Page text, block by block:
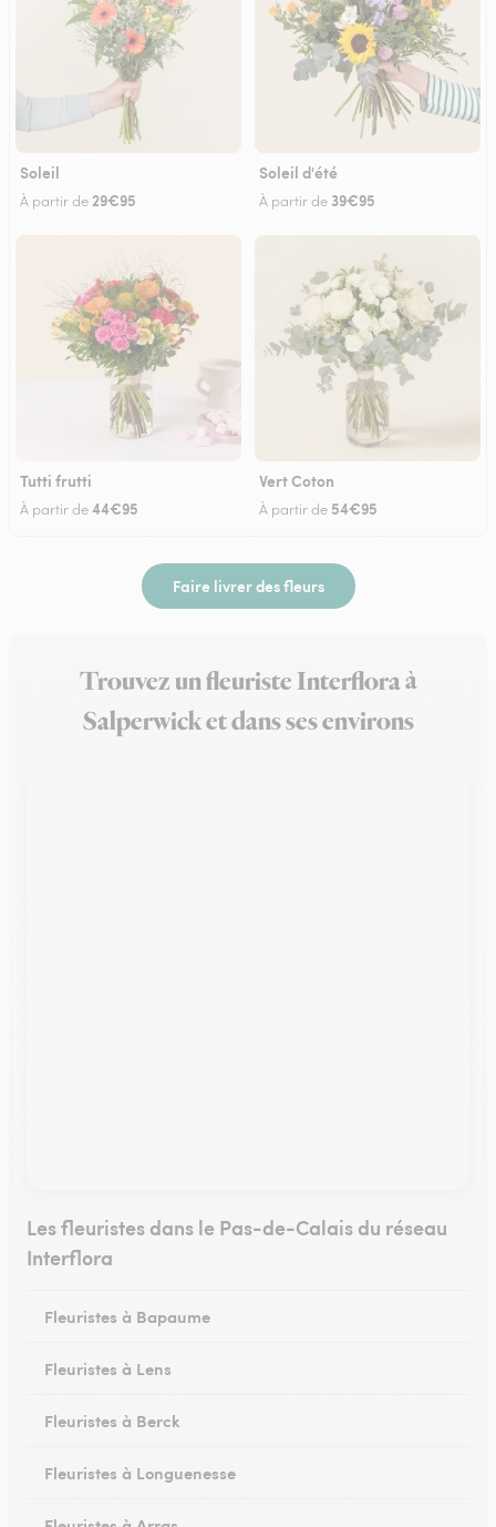
Soleil
À partir de 29€95
Soleil d'été
À partir de 39€95
Tutti frutti
À partir de44€95
Vert Coton
À partir de 54€95
Faire livrer des fleurs
Trouvez un fleuriste Interflora à
Salperwick et dans ses environs
Les fleuristes dans le Pas-de-Calais du réseau
Interflora
Fleuristes à Bapaume
Fleuristes à Lens
Fleuristes à Berck
Fleuristes à Longuenesse